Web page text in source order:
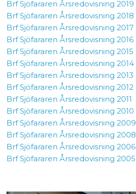
Brf Sjöfararen Årsredovisning 2019
Brf Sjöfararen Årsredovisning 2018
Brf Sjöfararen Årsredovisning 2017
Brf Sjöfararen Årsredovisning 2016
Brf Sjöfararen Årsredovisning 2015
Brf Sjöfararen Årsredovisning 2014
Brf Sjöfararen Årsredovisning 2013
Brf Sjöfararen Årsredovisning 2012
Brf Sjöfararen Årsredovisning 2011
Brf Sjöfararen Årsredovisning 2010
Brf Sjöfararen Årsredovisning 2009
Brf Sjöfararen Årsredovisning 2008
Brf Sjöfararen Årsredovisning 2006
Brf Sjöfararen Årsredovisning 2005